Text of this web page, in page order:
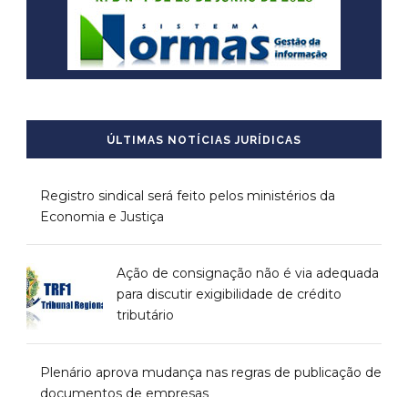
ÚLTIMAS NOTÍCIAS JURÍDICAS
Registro sindical será feito pelos ministérios da
Economia e Justiça
Ação de consignação não é via adequada
para discutir exigibilidade de crédito
tributário
Plenário aprova mudança nas regras de publicação de
documentos de empresas